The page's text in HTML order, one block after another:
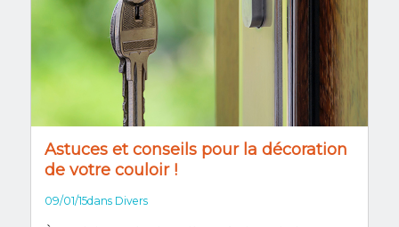
Astuces et conseils pour la décoration
de votre couloir !
09/01/15dans Divers